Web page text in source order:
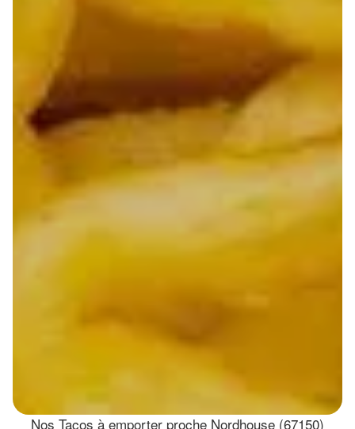
Nos Tacos à emporter proche Nordhouse (67150)